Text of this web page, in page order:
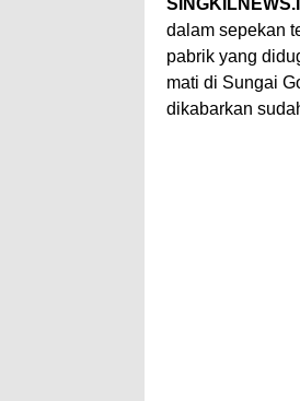
dalam sepekan
pabrik yang
mati di Sungai
dikabarkan